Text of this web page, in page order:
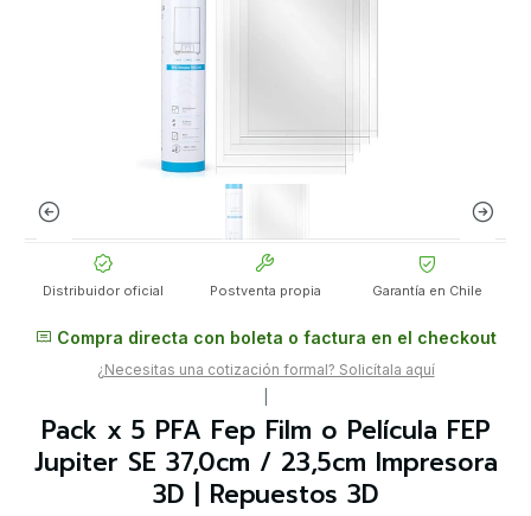
Distribuidor oficial Postventa propia Garantía en Chile
Compra directa con boleta o factura en el checkout
¿Necesitas una cotización formal? Solicítala aquí
Pack x 5 PFA Fep Film o Película FEP
Jupiter SE 37,0cm / 23,5cm Impresora
3D | Repuestos 3D